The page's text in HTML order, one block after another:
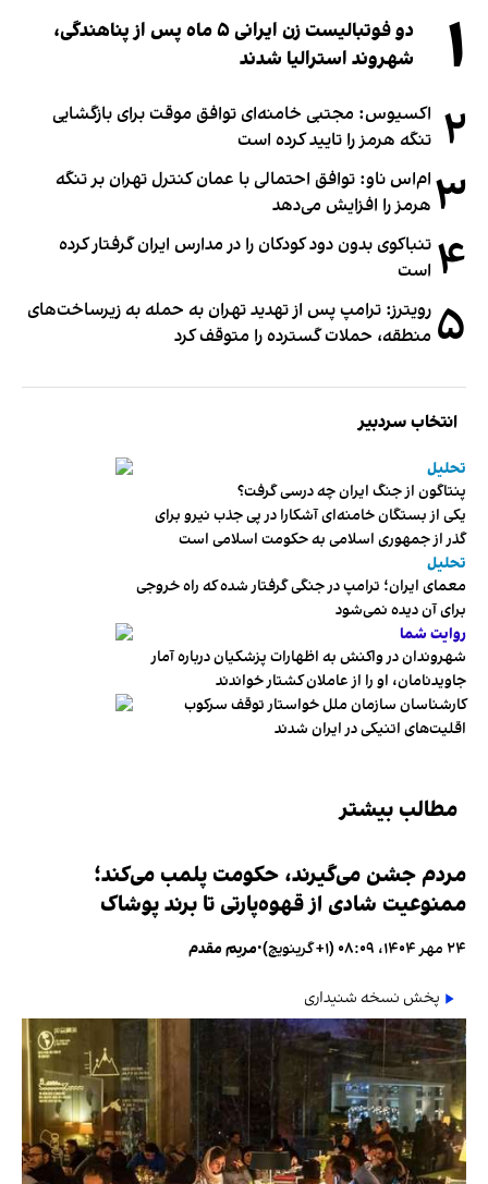
۱
دو فوتبالیست زن ایرانی ۵ ماه پس از پناهندگی،
شهروند استرالیا شدند
۲ اکسیوس: مجتبی خامنه‌ای توافق موقت برای بازگشایی
تنگه هرمز را تایید کرده است
۳ ام‌اس ناو: توافق احتمالی با عمان کنترل تهران بر تنگه
هرمز را افزایش می‌دهد
۴ تنباکوی بدون دود کودکان را در مدارس ایران گرفتار کرده
است
۵ رویترز: ترامپ پس از تهدید تهران به حمله به زیرساخت‌های
منطقه، حملات گسترده را متوقف کرد
انتخاب سردبیر
تحلیل
پنتاگون از جنگ ایران چه درسی گرفت؟
یکی از بستگان خامنه‌ای آشکارا در پی جذب نیرو برای
گذر از جمهوری اسلامی به حکومت اسلامی است
تحلیل
معمای ایران؛ ترامپ در جنگی گرفتار شده که راه خروجی
برای آن دیده نمی‌شود
روایت شما
شهروندان در واکنش به اظهارات پزشکیان درباره آمار
جاویدنامان، او را از عاملان کشتار خواندند
کارشناسان سازمان ملل خواستار توقف سرکوب
اقلیت‌های اتنیکی در ایران شدند
مطالب بیشتر
مردم جشن می‌گیرند، حکومت پلمب می‌کند؛
ممنوعیت شادی از قهوه‌پارتی تا برند پوشاک
۲۴ مهر ۱۴۰۴، ۰۸:۰۹ (‎+۱ گرینویچ) •مریم مقدم
پخش نسخه شنیداری